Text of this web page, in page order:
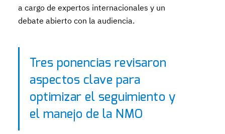
a cargo de expertos internacionales y un
debate abierto con la audiencia.
Tres ponencias revisaron
aspectos clave para
optimizar el seguimiento y
el manejo de la NMO